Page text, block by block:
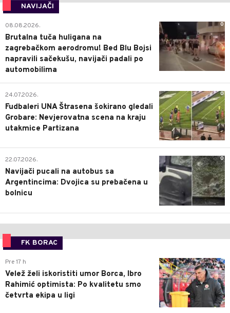
NAVIJAČI
0
08.08.2026.
Brutalna tuča huligana na
zagrebačkom aerodromu! Bed Blu Bojsi
napravili sačekušu, navijači padali po
automobilima
0
24.07.2026.
Fudbaleri UNA Štrasena šokirano gledali
Grobare: Nevjerovatna scena na kraju
utakmice Partizana
0
22.07.2026.
Navijači pucali na autobus sa
Argentincima: Dvojica su prebačena u
bolnicu
FK BORAC
0
Pre 17 h
Velež želi iskoristiti umor Borca, Ibro
Rahimić optimista: Po kvalitetu smo
četvrta ekipa u ligi